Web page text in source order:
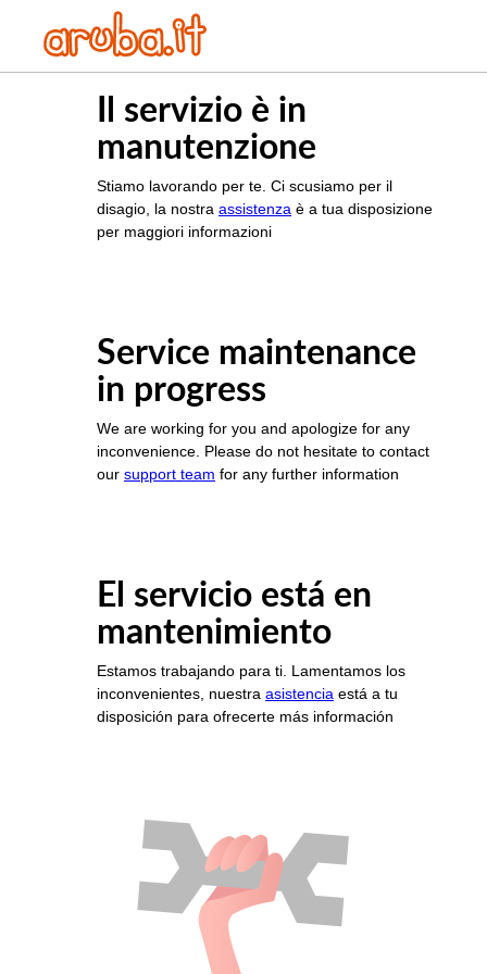
Il servizio è in
manutenzione
Stiamo lavorando per te. Ci scusiamo per il
disagio, la nostra assistenza è a tua disposizione
per maggiori informazioni
Service maintenance
in progress
We are working for you and apologize for any
inconvenience. Please do not hesitate to contact
our support team for any further information
El servicio está en
mantenimiento
Estamos trabajando para ti. Lamentamos los
inconvenientes, nuestra asistencia está a tu
disposición para ofrecerte más información